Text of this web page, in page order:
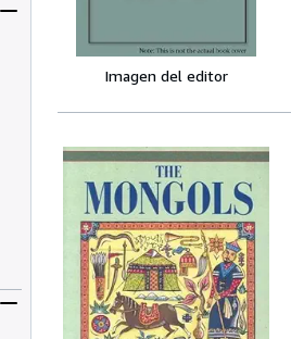
Imagen del editor